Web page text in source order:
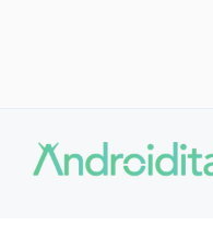
contenuto